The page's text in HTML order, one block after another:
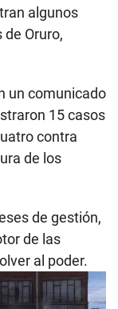
algunos
Oruro,
un comunicado
15 casos
contra
de los
de gestión,
de las
al poder.